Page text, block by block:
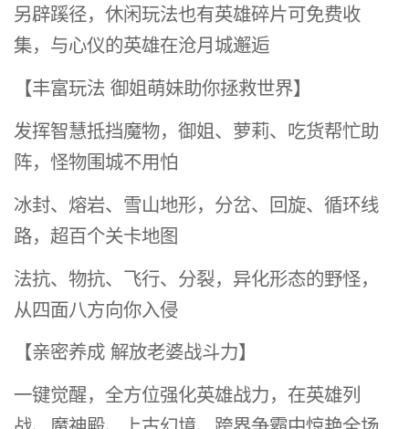
另辟蹊径，休闲玩法也有英雄碎片可免费收
集，与心仪的英雄在沧月城邂逅
【丰富玩法 御姐萌妹助你拯救世界】
发挥智慧抵挡魔物，御姐、萝莉、吃货帮忙助
阵，怪物围城不用怕
冰封、熔岩、雪山地形，分岔、回旋、循环线
路，超百个关卡地图
法抗、物抗、飞行、分裂，异化形态的野怪，
从四面八方向你入侵
【亲密养成 解放老婆战斗力】
一键觉醒，全方位强化英雄战力，在英雄列